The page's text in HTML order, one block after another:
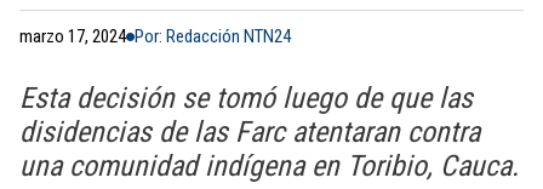
marzo 17, 2024 Por: Redacción NTN24
Esta decisión se tomó luego de que las
disidencias de las Farc atentaran contra
una comunidad indígena en Toribio, Cauca.